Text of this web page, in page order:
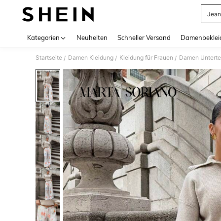
Kategorien Neuheiten Schneller Versand
Startseite / Damen Kleidung / Kleidung für Frauen / Damen